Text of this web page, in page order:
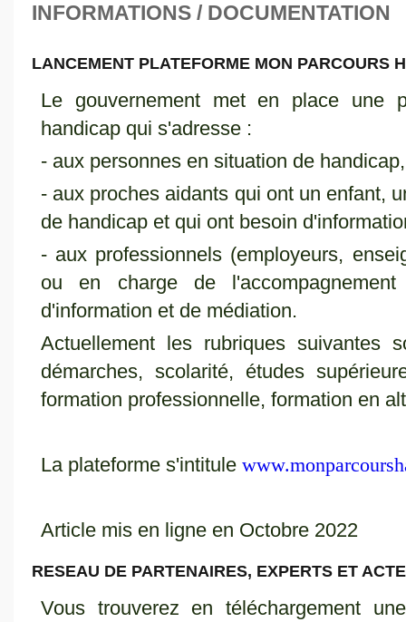
INFORMATIONS / DOCUMENTATION
LANCEMENT PLATEFORME MON PARCOURS
Le gouvernement met en place une
handicap qui s'adresse :
- aux personnes en situation de handicap,
- aux proches aidants qui ont un enfant,
de handicap et qui ont besoin
- aux professionnels (employeurs,
ou en charge de
d'information et de médiation.
Actuellement les rubriques suivantes
démarches, scolarité, études
formation professionnelle, formation en
La plateforme s'intitule
Article mis en ligne en Octobre 2022
RESEAU DE PARTENAIRES, EXPERTS ET
Vous trouverez en téléchargement